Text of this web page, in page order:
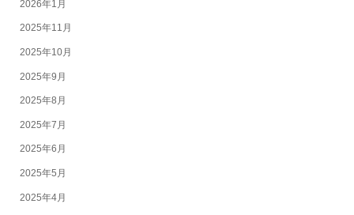
2026年1月
2025年11月
2025年10月
2025年9月
2025年8月
2025年7月
2025年6月
2025年5月
2025年4月